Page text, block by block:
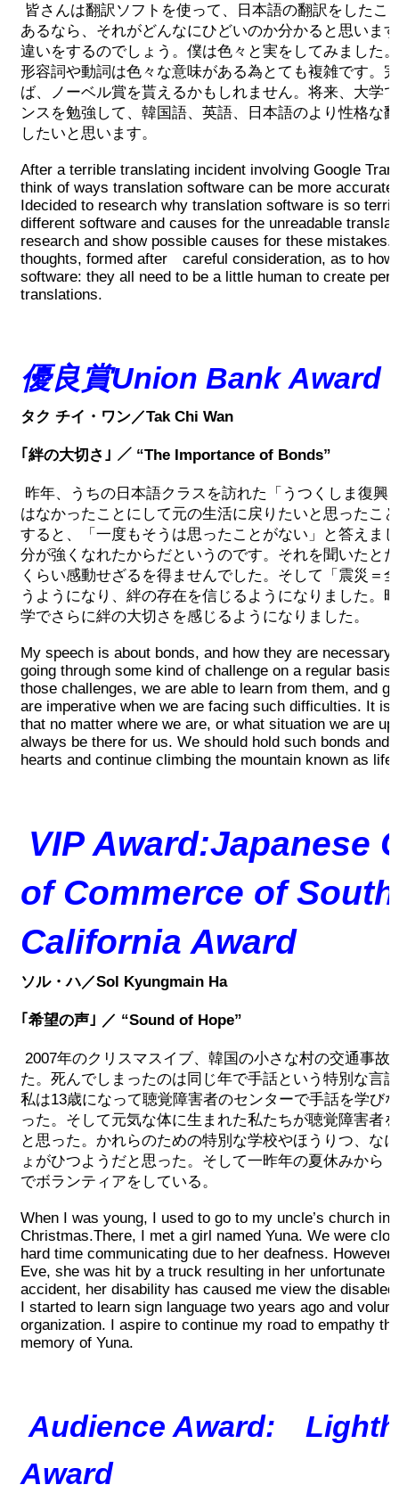
2015 Winners
2014 Winners
2014 Results
2013 Results
奨学金
2023 Resipiant
2018 Recipients
2017 Recipients
2016 Recipients
2015 Recipients
2014 受賞者
2013 受賞者
Special Event
コンサート情報
さだ まさし
Golf
新着情報
2008 ~ 2024
寄付
お問い合わせ
皆さんは翻訳ソフトを使って、日本語の翻訳をしたこ
あるなら、それがどんなにひどいのか分かると思いま
違いをするのでしょう。僕は色々と実をしてみました
形容詞や動詞は色々な意味がある為とても複雑です。
ば、ノーベル賞を貰えるかもしれません。将来、大学
ンスを勉強して、韓国語、英語、日本語のより性格な
したいと思います。
After a terrible translating incident involving Google
think of ways translation software can be more
Idecided to research why translation software is so
different software and causes for the unreadable
research and show possible causes for these mistakes.
thoughts, formed after careful consideration, as to how
software: they all need to be a little human to create
translations.
優良賞Union Bank Award
タク チイ・ワン／Tak Chi Wan
｢絆の大切さ｣ ／ “The Importance of Bonds”
昨年、うちの日本語クラスを訪れた「うつくしま復興
はなかったことにして元の生活に戻りたいと思ったこ
すると、「一度もそうは思ったことがない」と答えま
分が強くなれたからだというのです。それを聞いたと
くらい感動せざるを得ませんでした。そして「震災＝
うようになり、絆の存在を信じるようになりました。
学でさらに絆の大切さを感じるようになりました。
My speech is about bonds, and how they are
going through some kind of challenge on a regular
those challenges, we are able to learn from them, and
are imperative when we are facing such difficulties. It is
that no matter where we are, or what situation we are
always be there for us. We should hold such bonds and
hearts and continue climbing the mountain known as life.
VIP Award:Japanese
of Commerce of
California Award
ソル・ハ／Sol Kyungmain Ha
｢希望の声｣ ／ “Sound of Hope”
2007年のクリスマスイブ、韓国の小さな村の交通事故
た。死んでしまったのは同じ年で手話という特別な言
私は13歳になって聴覚障害者のセンターで手話を学び
った。そして元気な体に生まれた私たちが聴覚障害者
と思った。かれらのための特別な学校やほうりつ、な
ょがひつようだと思った。そして一昨年の夏休みから
でボランティアをしている。
When I was young, I used to go to my uncle’s church in
Christmas.There, I met a girl named Yuna. We were
hard time communicating due to her deafness.
Eve, she was hit by a truck resulting in her unfortunate
accident, her disability has caused me view the
I started to learn sign language two years ago and
organization. I aspire to continue my road to empathy
memory of Yuna.
Audience Award:
Award